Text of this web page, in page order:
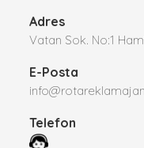
Adres
Vatan Sok. No:1
E-Posta
Telefon